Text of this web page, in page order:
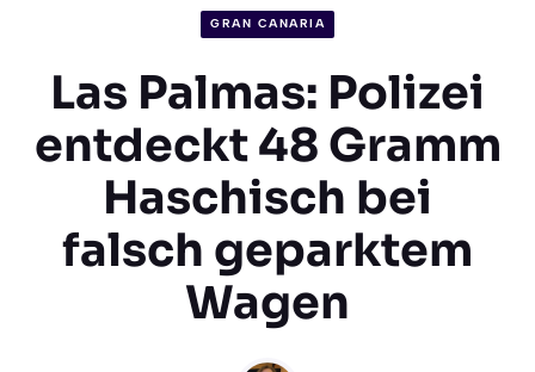
GRAN CANARIA
Las Palmas: Polizei
entdeckt 48 Gramm
Haschisch bei
falsch geparktem
Wagen